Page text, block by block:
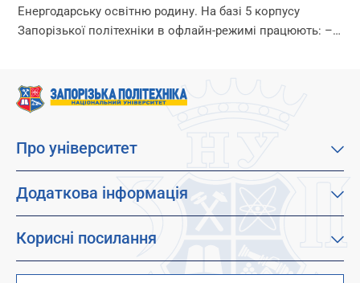
Енергодарську освітню родину. На базі 5 корпусу
Запорізької політехніки в офлайн-режимі працюють: –
Про університет
Місія, візія та цінності
Факультети
Студентам
Додаткова інформація
Дистанційне навчання
Дитячо-юнацький науковий університет (ДЮНУ)
Корисні посилання
Стипендії і гранти